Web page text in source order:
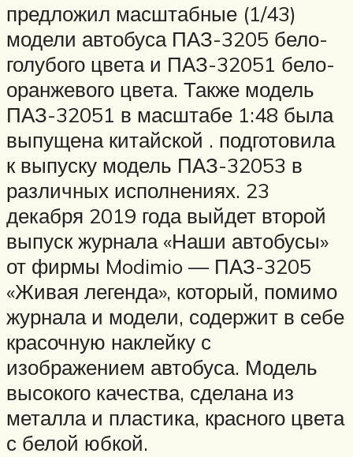
предложил масштабные (1/43)
модели автобуса ПАЗ-3205 бело-
голубого цвета и ПАЗ-32051 бело-
оранжевого цвета. Также модель
ПАЗ-32051 в масштабе 1:48 была
выпущена китайской . подготовила
к выпуску модель ПАЗ-32053 в
различных исполнениях. 23
декабря 2019 года выйдет второй
выпуск журнала «Наши автобусы»
от фирмы Modimio — ПАЗ-3205
«Живая легенда», который, помимо
журнала и модели, содержит в себе
красочную наклейку с
изображением автобуса. Модель
высокого качества, сделана из
металла и пластика, красного цвета
с белой юбкой.